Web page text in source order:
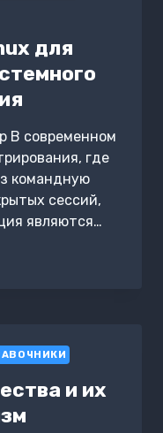
для
В современном
где
командную
сессий,
являются…
и их